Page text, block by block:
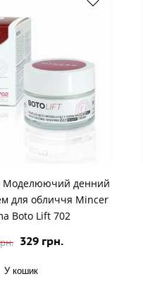
Моделюючий денний
для обличчя Mincer
Boto Lift 702
329 грн.
У кошик